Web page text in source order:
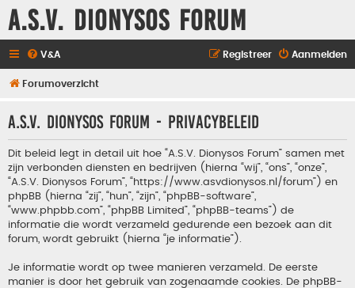
A.S.V. Dionysos Forum
V&A Aanmelden
Registreer
Forumoverzicht
A.S.V. Dionysos Forum - Privacybeleid
Dit beleid legt in detail uit hoe “A.S.V. Dionysos Forum” samen met
zijn verbonden diensten en bedrijven (hierna “wij”, “ons”, “onze”,
“A.S.V. Dionysos Forum”, “https://www.asvdionysos.nl/forum”) en
phpBB (hierna “zij”, “hun”, “zijn”, “phpBB-software”,
“www.phpbb.com”, “phpBB Limited”, “phpBB-teams”) de
informatie die wordt verzameld gedurende een bezoek aan dit
forum, wordt gebruikt (hierna “je informatie”).
Je informatie wordt op twee manieren verzameld. De eerste
manier is door het gebruik van zogenaamde cookies. De phpBB-